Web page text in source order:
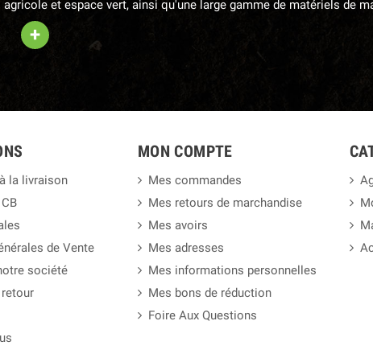
et espace vert, ainsi qu'une large gamme de matériels de
+
la livraison
de Vente
société
MON COMPTE
Mes commandes
Mes retours de marchandise
Mes avoirs
Mes adresses
Mes informations personnelles
Mes bons de réduction
Foire Aux Questions